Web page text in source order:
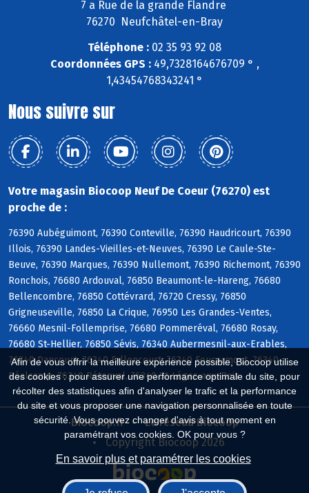
Afin de vous offrir la meilleure expérience possible, Biocoop utilise
des cookies : pour assurer une performance optimale du site, pour
récolter des statistiques afin d'analyser le trafic et la performance
du site et vous proposer une navigation personnalisée en toute
sécurité. Vous pouvez changer d'avis à tout moment en
paramétrant vos cookies. OK pour vous ?
En savoir plus et paramétrer les cookies
7 a Rue de la grande Flandre
76270 Neufchâtel-en-Bray
Téléphone : 02 35 93 92 08
Coordonnées GPS :49,7328164676709 ° ,
1,43454768343241 °
Nous suivre sur
Votre magasin Biocoop Neuf De Coeur (76270) est
proche de :
76390 Aubéguimont, 76390 Conteville, 76390 Haudricourt, 76390
Illois, 76390 Landes-Vieilles-et-Neuves, 76390 Le Caule-Ste-
Beuve, 76390 Marques, 76390 Nullemont, 76390 Richemont, 76390
Ronchois, 76680 Ardouval, 76850 Beaumont-le-Hareng, 76680
Bellencombre, 76850 Cottévrard, 76720 Cressy, 76850
Grigneuseville, 76850 La Crique, 76950 Les Grandes-Ventes,
76660 Mesnil-Follemprise, 76680 Pommeréval, 76680 Rosay,
76680 St-Hellier, 76850 Sévis, 76340 Aubermesnil-aux-Erables,
76340 Dancourt, 76340 Fallencourt, 76340 Foucarmont, 76340
Réalcamp, 76340 Rétonval, 76340 St-Léger-aux-Bois
Biocoop.fr
Le réseau Biocoop
Copyright Biocoop 2026